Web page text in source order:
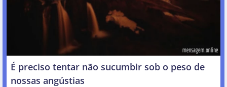
É preciso tentar não sucumbir sob o peso de
nossas angústias